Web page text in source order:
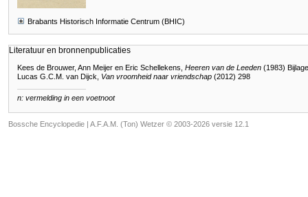
Brabants Historisch Informatie Centrum (BHIC)
Literatuur en bronnenpublicaties
Kees de Brouwer, Ann Meijer en Eric Schellekens, Heeren van de Leeden (1983)
Lucas G.C.M. van Dijck, Van vroomheid naar vriendschap (2012) 298
n: vermelding in een voetnoot
Bossche Encyclopedie | A.F.A.M. (Ton) Wetzer © 2003-2026 versie 12.1